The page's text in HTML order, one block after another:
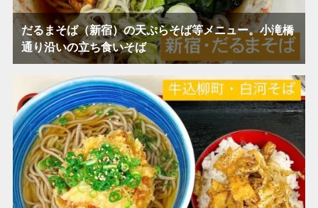
だるまそば（新宿）の天ぷらそば等メニュー。小滝橋
通り沿いの立ち食いそば